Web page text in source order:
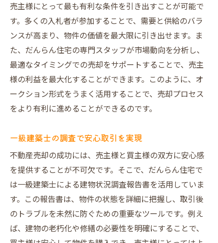
売主様にとって最も有利な条件を引き出すことが可能で
す。多くの入札者が参加することで、需要と供給のバラ
ンスが高まり、物件の価値を最大限に引き出せます。ま
た、だんらん住宅の専門スタッフが市場動向を分析し、
最適なタイミングでの売却をサポートすることで、売主
様の利益を最大化することができます。このように、オ
ークション形式をうまく活用することで、売却プロセス
をより有利に進めることができるのです。
一級建築士の調査で安心取引を実現
不動産売却の成功には、売主様と買主様の双方に安心感
を提供することが不可欠です。そこで、だんらん住宅で
は一級建築士による建物状況調査報告書を活用していま
す。この報告書は、物件の状態を詳細に把握し、取引後
のトラブルを未然に防ぐための重要なツールです。例え
ば、建物の老朽化や修繕の必要性を明確にすることで、